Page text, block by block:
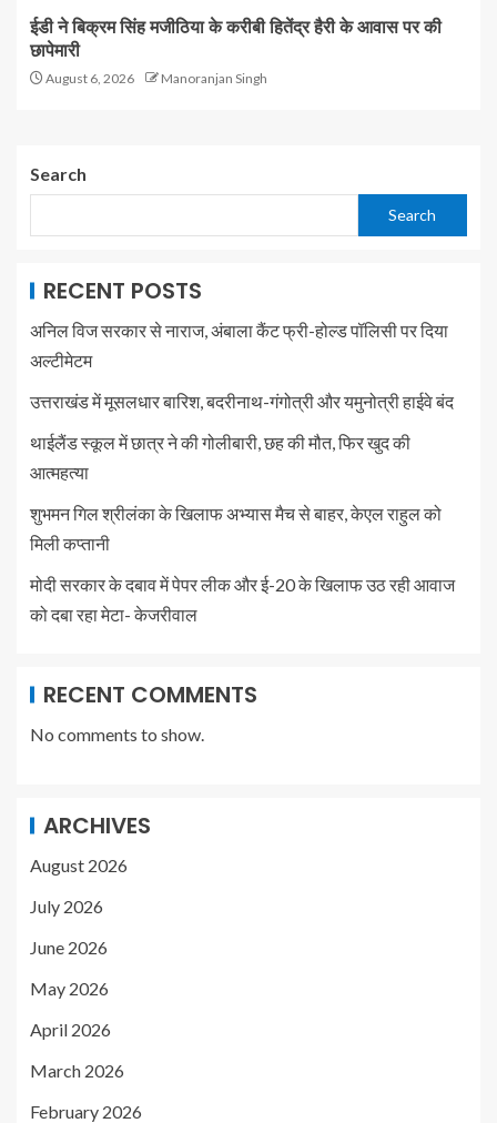
ईडी ने बिक्रम सिंह मजीठिया के करीबी हितेंद्र हैरी के आवास पर की
छापेमारी
August 6, 2026 Manoranjan Singh
Search
Search
RECENT POSTS
अनिल विज सरकार से नाराज, अंबाला कैंट फ्री-होल्ड पॉलिसी पर दिया
अल्टीमेटम
उत्तराखंड में मूसलधार बारिश, बदरीनाथ-गंगोत्री और यमुनोत्री हाईवे बंद
थाईलैंड स्कूल में छात्र ने की गोलीबारी, छह की मौत, फिर खुद की
आत्महत्या
शुभमन गिल श्रीलंका के खिलाफ अभ्यास मैच से बाहर, केएल राहुल को
मिली कप्तानी
मोदी सरकार के दबाव में पेपर लीक और ई-20 के खिलाफ उठ रही आवाज
को दबा रहा मेटा- केजरीवाल
RECENT COMMENTS
No comments to show.
ARCHIVES
August 2026
July 2026
June 2026
May 2026
April 2026
March 2026
February 2026